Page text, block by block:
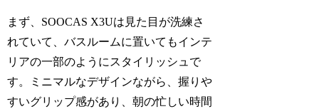
まず、SOOCAS X3Uは見た目が洗練さ
れていて、バスルームに置いてもインテ
リアの一部のようにスタイリッシュで
す。ミニマルなデザインながら、握りや
すいグリップ感があり、朝の忙しい時間